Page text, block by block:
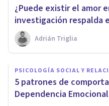
¿Puede existir el amor
investigación respalda
Adrián Triglia
PSICOLOGÍA SOCIAL Y
5 patrones de
Dependencia Emocional